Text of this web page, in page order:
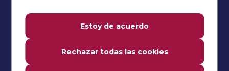
Tutorial de Katalon Studio
Estoy de acuerdo
Rechazar todas las cookies